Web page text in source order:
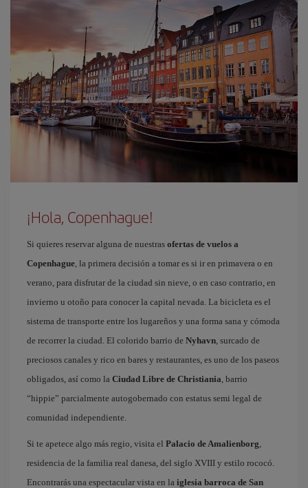
¡Hola, Copenhague!
Si quieres reservar alguna de nuestras ofertas de vuelos a
Copenhague, la primera decisión a tomar es si ir en primavera o en
verano, para disfrutar de la ciudad sin nieve, o en caso contrario, en
invierno u otoño para conocer la capital nevada. La bicicleta es el
sistema de transporte entre los lugareños y una forma sana y cómoda
de recorrer la ciudad. El colorido barrio de Nyhavn, surcado de
preciosos canales y rico en bares y restaurantes, es uno de los paseos
obligados, así como la Ciudad Libre de Christiania, barrio
“hippie” parcialmente autogobernado con estatus semi legal de
comunidad independiente.
Si te apetece algo más regio, visita el Palacio de Amalienborg,
residencia de la familia real danesa, del siglo XVIII y estilo rococó.
Encontrarás una espectacular vista en la iglesia barroca de San